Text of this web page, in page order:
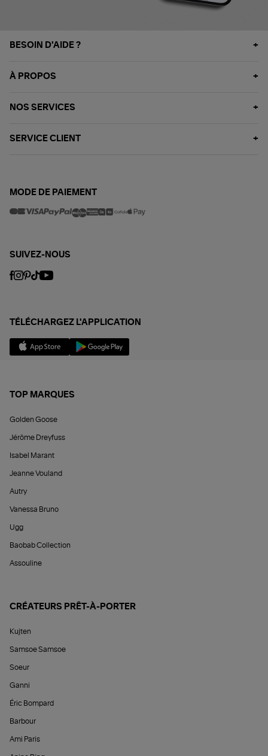
BESOIN D'AIDE ?
À PROPOS
NOS SERVICES
SERVICE CLIENT
MODE DE PAIEMENT
SUIVEZ-NOUS
TÉLÉCHARGEZ L'APPLICATION
TOP MARQUES
Golden Goose
Jérôme Dreyfuss
Isabel Marant
Jeanne Vouland
Autry
Vanessa Bruno
Ugg
Baobab Collection
Assouline
CRÉATEURS PRÊT-À-PORTER
Kujten
Samsoe Samsoe
Soeur
Ganni
Éric Bompard
Barbour
Ami Paris